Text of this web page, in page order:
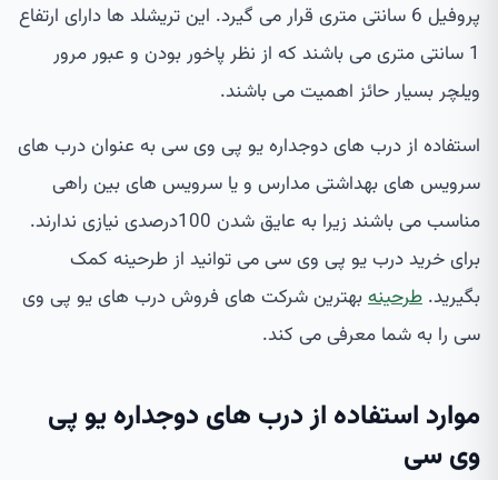
پروفیل 6 سانتی متری قرار می گیرد. این تریشلد ها دارای ارتفاع
1 سانتی متری می باشند که از نظر پاخور بودن و عبور مرور
ویلچر بسیار حائز اهمیت می باشند.
استفاده از درب های دوجداره یو پی وی سی به عنوان درب های
سرویس های بهداشتی مدارس و یا سرویس های بین راهی
مناسب می باشند زیرا به عایق شدن 100درصدی نیازی ندارند.
برای خرید درب یو پی وی سی می توانید از طرحینه کمک
بگیرید. طرحینهبهترین شرکت های فروش درب های یو پی وی
سی را به شما معرفی می کند.
موارد استفاده از درب های دوجداره یو پی
وی سی